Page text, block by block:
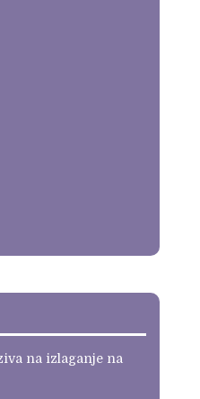
na izlaganje na